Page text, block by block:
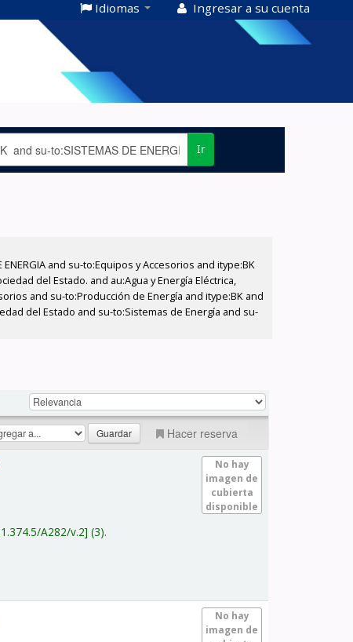
Idiomas Ingresar a su cuenta
Ir
and su-to:Equipos y Accesorios and itype:BK
del Estado. and au:Agua y Energía Eléctrica,
and su-to:Producción de Energía and itype:BK and
del Estado and su-to:Sistemas de Energía and su-
Hacer reserva
No hay
imagen de
cubierta
disponible
A282/v.2 (3).
No hay
imagen de